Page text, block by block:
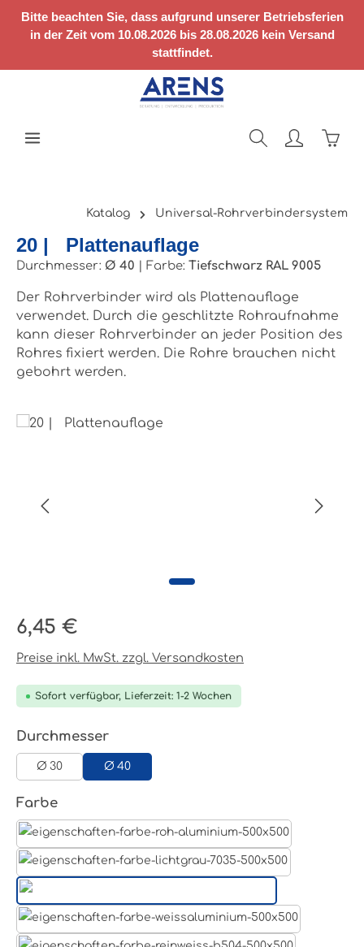
Zum Hauptinhalt springen
Bitte beachten Sie, dass aufgrund unserer Betriebsferien
in der Zeit vom 10.08.2026 bis 28.08.2026 kein Versand
stattfindet.
Katalog Universal-Rohrverbindersystem
20 | Plattenauflage
Durchmesser: Ø 40 Farbe: Tiefschwarz RAL 9005
Der Rohrverbinder wird als Plattenauflage
verwendet. Durch die geschlitzte Rohraufnahme
kann dieser Rohrverbinder an jeder Position des
Rohres fixiert werden. Die Rohre brauchen nicht
gebohrt werden.
Bildergalerie überspringen
Regulärer Preis:
6,45 €
Preise inkl. MwSt. zzgl. Versandkosten
Sofort verfügbar, Lieferzeit: 1-2 Wochen
Durchmesserauswählen
Ø 30 Ø 40
Farbeauswählen
Weißaluminium- RAL 9006